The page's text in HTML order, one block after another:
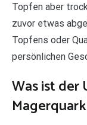
Topfen aber
zuvor etwas
Topfens oder
persönlichen
Was ist der